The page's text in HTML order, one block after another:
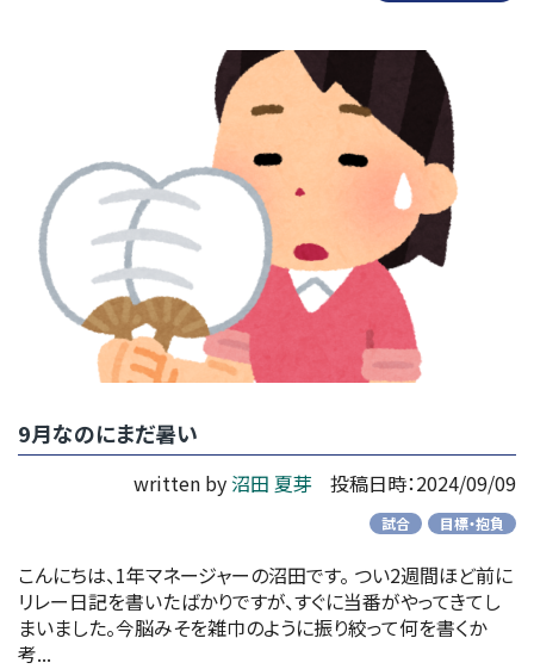
9月なのにまだ暑い
written by沼田 夏芽 投稿日時：2024/09/09
試合 目標・抱負
こんにちは、1年マネージャーの沼田です。 つい2週間ほど前に
リレー日記を書いたばかりですが、すぐに当番がやってきてし
まいました。今脳みそを雑巾のように振り絞って何を書くか
考...